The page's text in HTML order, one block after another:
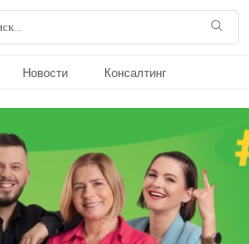
Новости Консалтинг